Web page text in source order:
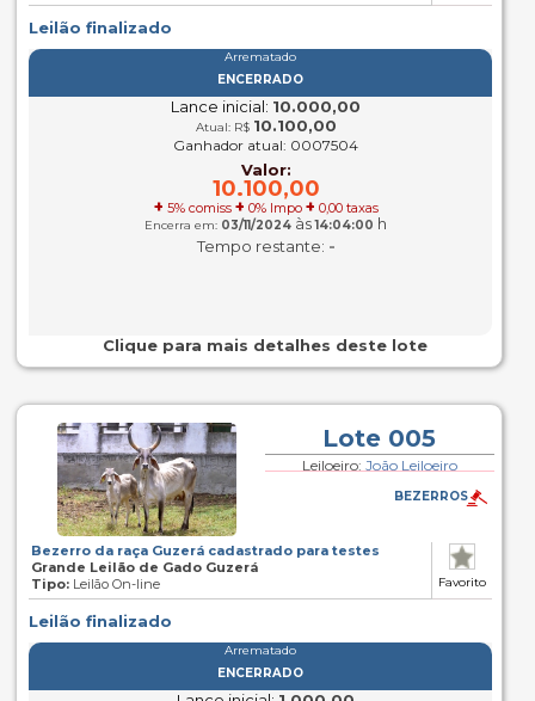
Leilão finalizado
Arrematado
ENCERRADO
Lance inicial: 10.000,00
Atual: R$ 10.100,00
Ganhador atual: 0007504
Valor:
10.100,00
+ 5% comiss + 0% Impo + 0,00 taxas
Encerra em: 03/11/2024 às14:04:00 h
Tempo restante: -
Clique para mais detalhes deste lote
Lote 005
Leiloeiro: João Leiloeiro
Bezerro da raça Guzerá cadastrado para testes
Grande Leilão de Gado Guzerá
Tipo:Leilão On-line Favorito
BEZERROS
Leilão finalizado
Arrematado
ENCERRADO